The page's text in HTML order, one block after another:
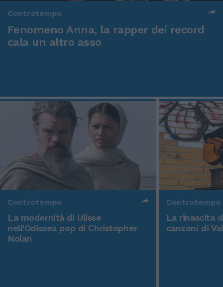
Controtempo
Fenomeno Anna, la rapper dei record
cala un altro asso
Controtempo
La modernità di Ulisse
nell'Odissea pop di Christopher
Nolan
Controtempo
La rinascita
canzoni di